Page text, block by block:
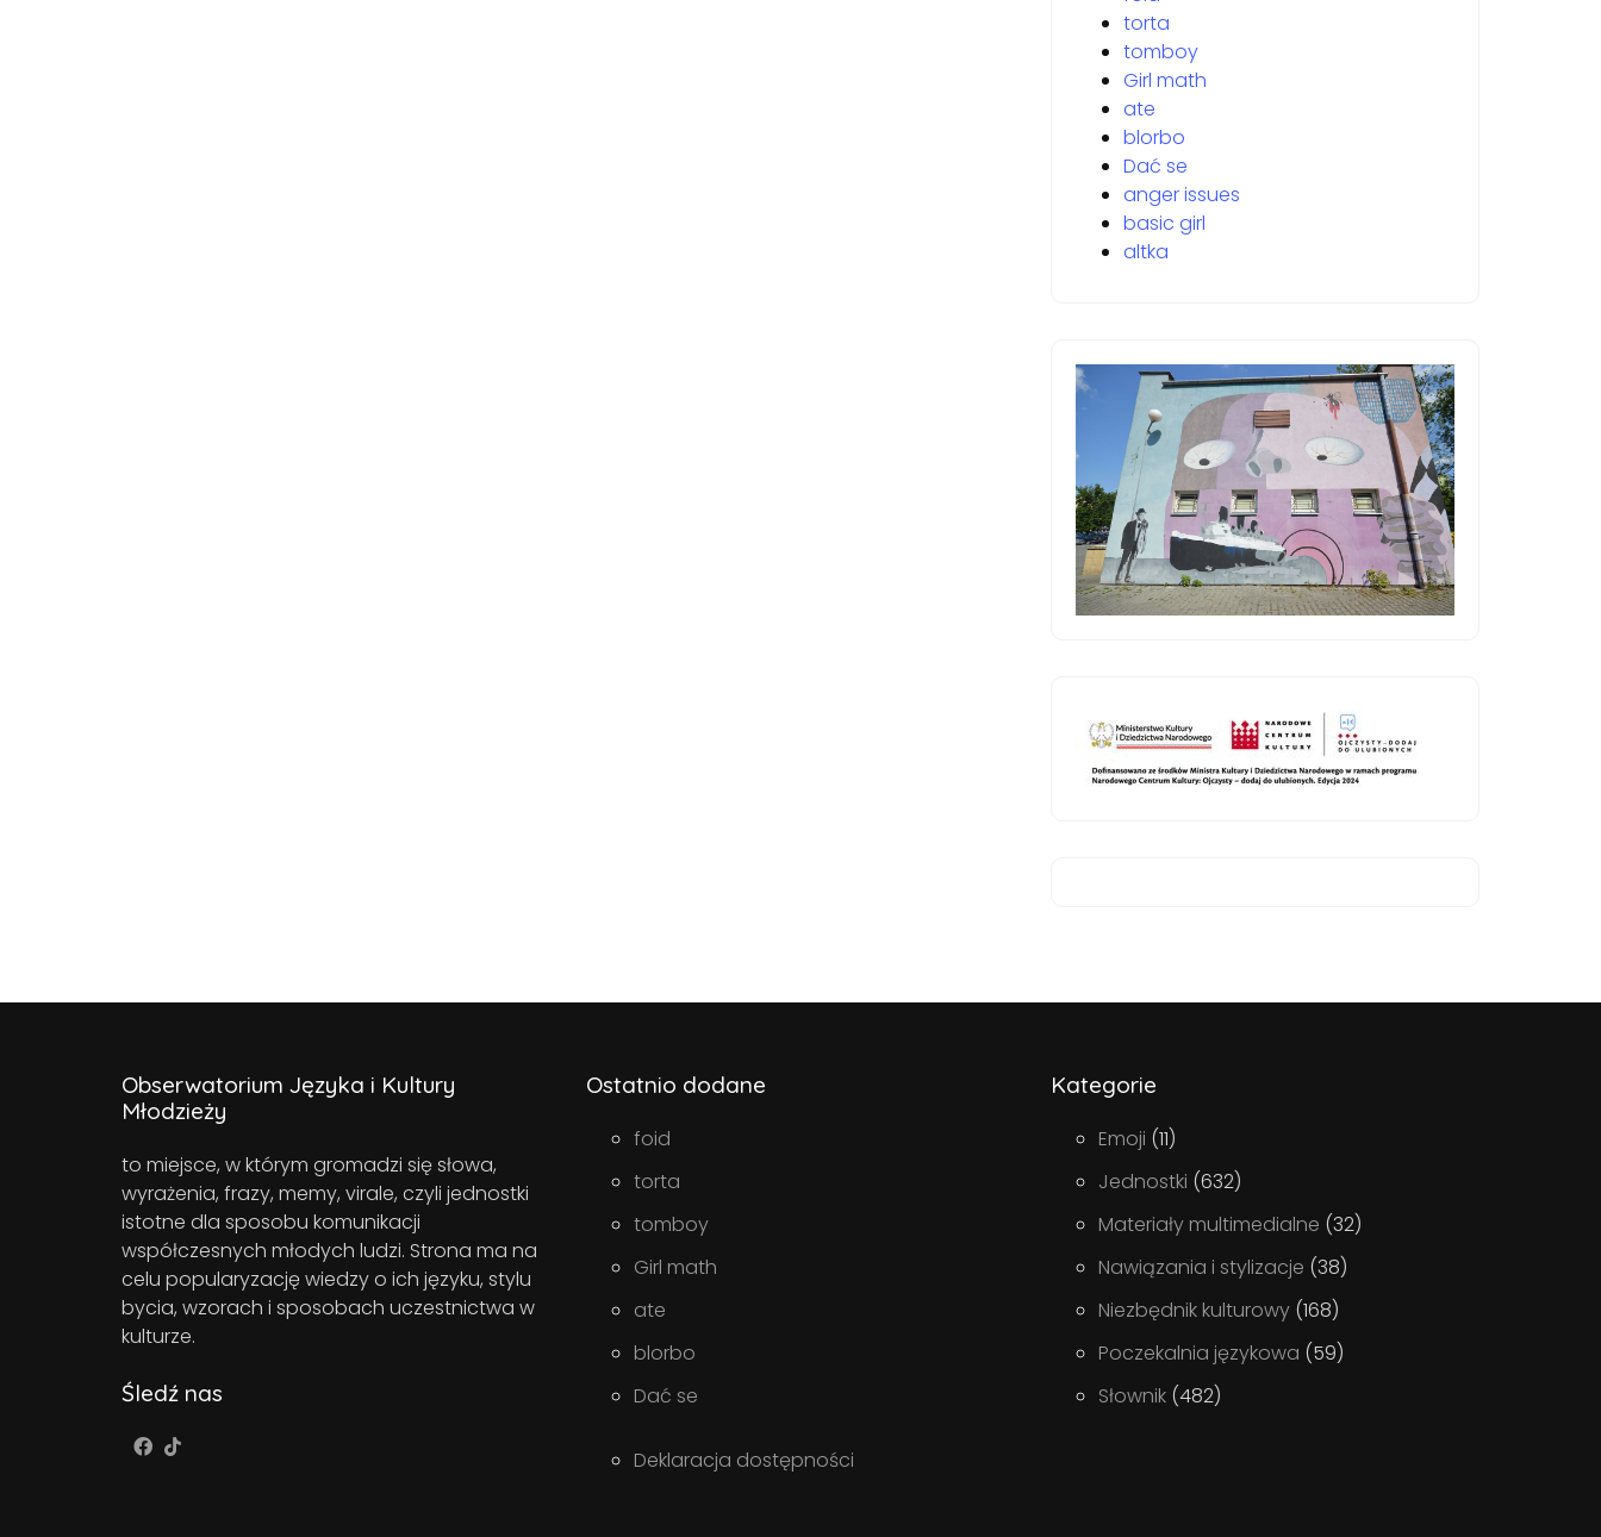
torta
tomboy
Girl math
ate
blorbo
Dać se
anger issues
basic girl
altka
Obserwatorium Języka i Kultury
Młodzieży
to miejsce, w którym gromadzi się słowa,
wyrażenia, frazy, memy, virale, czyli jednostki
istotne dla sposobu komunikacji
współczesnych młodych ludzi. Strona ma na
celu popularyzację wiedzy o ich języku, stylu
bycia, wzorach i sposobach uczestnictwa w
kulturze.
Śledź nas
Ostatnio dodane
foid
torta
tomboy
Girl math
ate
blorbo
Dać se
Deklaracja dostępności
Kategorie
Emoji (11)
Jednostki (632)
Materiały multimedialne (32)
Nawiązania i stylizacje (38)
Niezbędnik kulturowy (168)
Poczekalnia językowa (59)
Słownik (482)